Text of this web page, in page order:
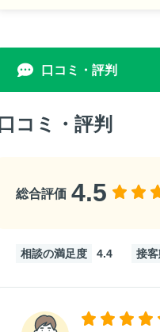
口コミ・評判
口コミ・評判
総合評価 4.5
相談の満足度 4.4 接